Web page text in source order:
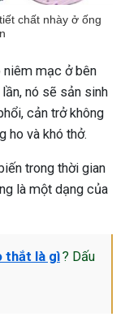
chất nhày ở ống
niêm mạc ở bên
nó sẽ sản sinh
cản trở không
ho và khó thở.
trong thời gian
là một dạng của
thắt là gì? Dấu